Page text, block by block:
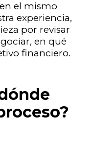
el mismo
experiencia,
por revisar
en qué
financiero.